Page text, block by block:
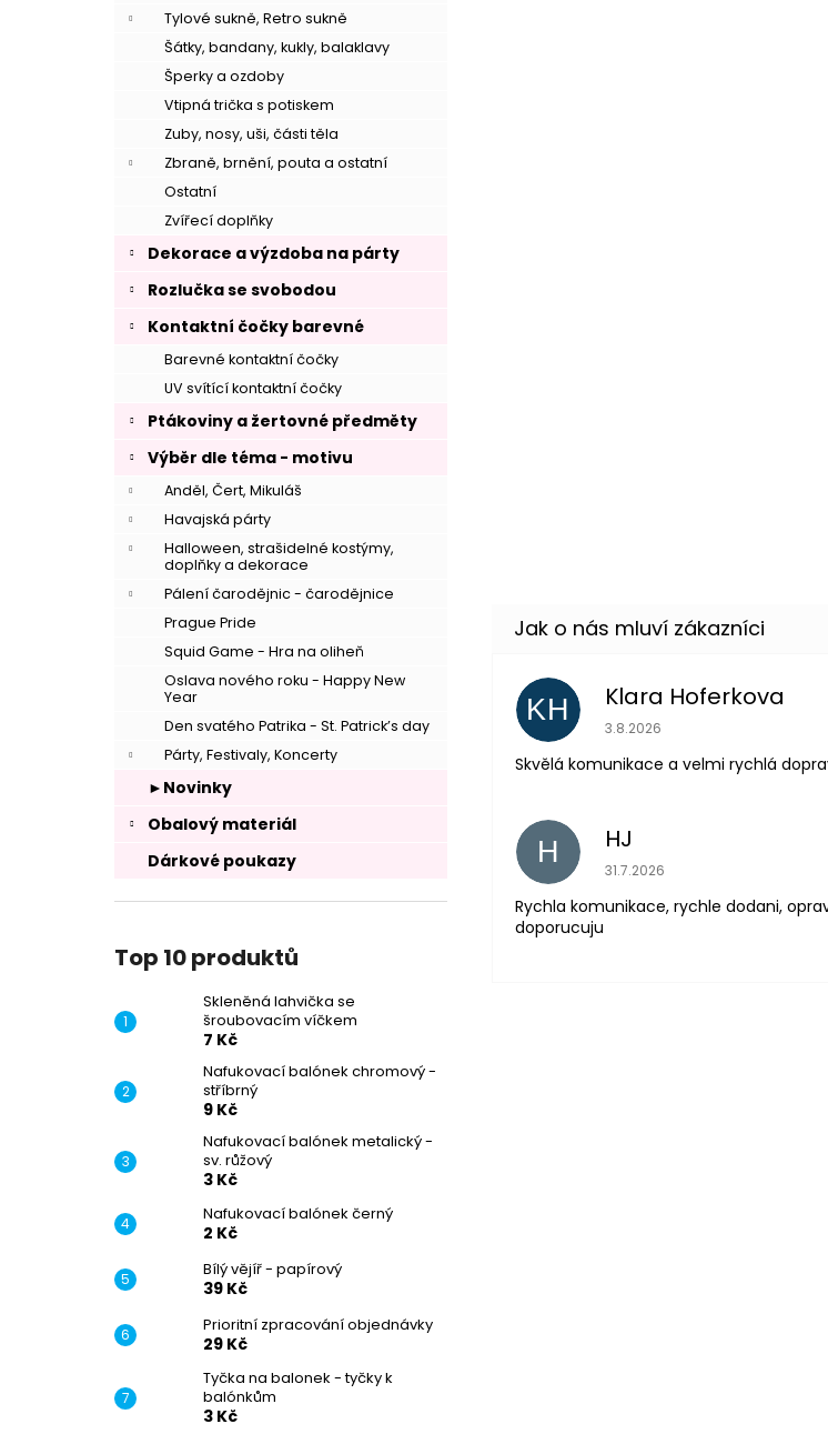
Tylové sukně, Retro sukně
Šátky, bandany, kukly, balaklavy
Šperky a ozdoby
Vtipná trička s potiskem
Zuby, nosy, uši, části těla
Zbraně, brnění, pouta a ostatní
Ostatní
Zvířecí doplňky
Dekorace a výzdoba na párty
Rozlučka se svobodou
Kontaktní čočky barevné
Barevné kontaktní čočky
UV svítící kontaktní čočky
Ptákoviny a žertovné předměty
Výběr dle téma - motivu
Anděl, Čert, Mikuláš
Havajská párty
Halloween, strašidelné kostýmy,
doplňky a dekorace
Pálení čarodějnic - čarodějnice
Prague Pride
Squid Game - Hra na oliheň
Oslava nového roku - Happy New
Year
Den svatého Patrika - St. Patrick’s day
Párty, Festivaly, Koncerty
►Novinky
Obalový materiál
Dárkové poukazy
Top 10 produktů
Skleněná lahvička se
šroubovacím víčkem
7 Kč
Nafukovací balónek chromový -
stříbrný
9 Kč
Nafukovací balónek metalický -
sv. růžový
3 Kč
Nafukovací balónek černý
2 Kč
Bílý vějíř - papírový
39 Kč
Prioritní zpracování objednávky
29 Kč
Tyčka na balonek - tyčky k
balónkům
3 Kč
KH Klara Hoferkova
Hodnocení obchodu je 5 z 5
3.8.2026
Skvělá komunikace a velmi rychlá
H HJ
Hodnocení obchodu je 5 z 5
31.7.2026
Rychla komunikace, rychle dodani,
doporucuju